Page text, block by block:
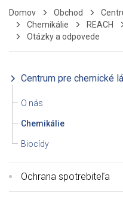
Domov Obchod
Chemikálie
REACH
Otázky a odpovede
Centrum pre chemické
O nás
Chemikálie
Biocídy
Ochrana spotrebiteľa